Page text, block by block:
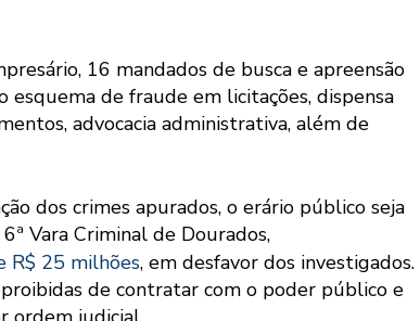
16 mandados de busca e apreensão
de fraude em licitações, dispensa
advocacia administrativa, além de
dos crimes apurados, o erário público seja
Vara Criminal de Dourados,
R$ 25 milhões, em desfavor dos investigados.
de contratar com o poder público e